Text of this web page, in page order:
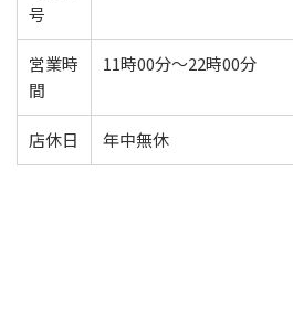
号
営業時
間
11時00分～22時00分
店休日 年中無休